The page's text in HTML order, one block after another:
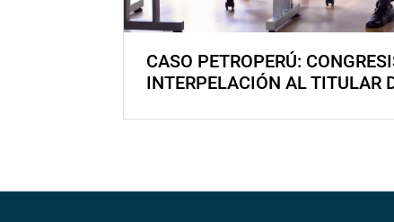
CASO PETROPERÚ:
INTERPELACIÓN AL TITULAR